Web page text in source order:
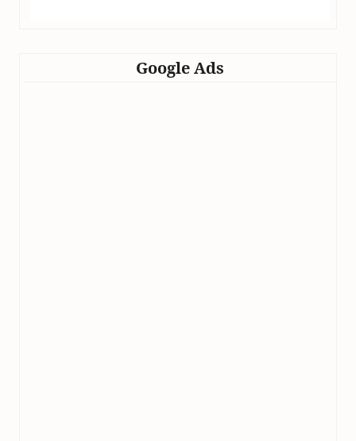
Google Ads